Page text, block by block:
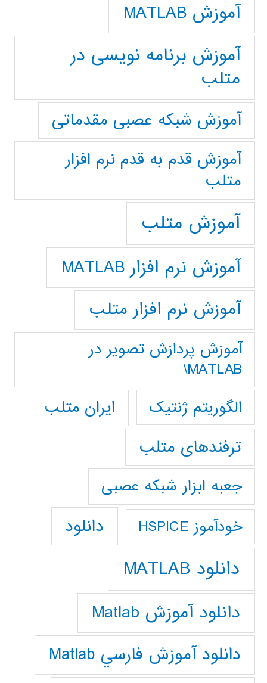
آموزش MATLAB
آموزش برنامه نویسی در
متلب
آموزش شبکه عصبی مقدماتی
آموزش قدم به قدم نرم افزار
متلب
آموزش متلب
آموزش نرم افزار MATLAB
آموزش نرم افزار متلب
آموزش پردازش تصوير در
MATLAB\
الگوریتم ژنتیک
ایران متلب
ترفندهای متلب
جعبه ابزار شبکه عصبی
خودآموز HSPICE دانلود
دانلود MATLAB
دانلود آموزش Matlab
دانلود آموزش فارسي Matlab